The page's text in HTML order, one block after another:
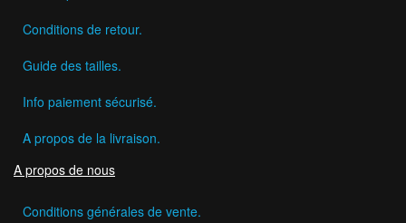
Conditions de retour.
Guide des tailles.
Info paiement sécurisé.
A propos de la livraison.
A propos de nous
Conditions générales de vente.